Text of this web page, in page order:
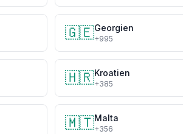
🇬🇪Georgien
+995
🇭🇷Kroatien
+385
🇲🇹Malta
+356